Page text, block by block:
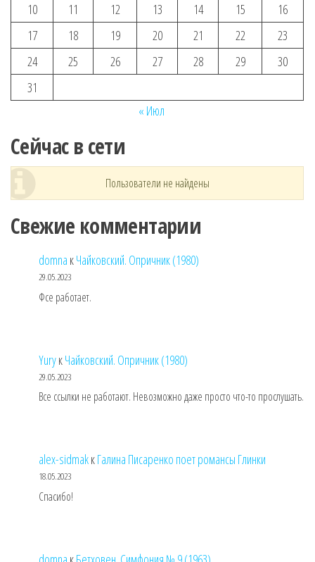
10
11 12 13 14 15
16
17
18 19 20 21 22
23
24
25 26 27 28 29
30
31
« Июл
Сейчас в сети
Пользователи не найдены
Свежие комментарии
domna кЧайковский. Опричник (1980)
29.05.2023
Фсе работает.
YuryкЧайковский. Опричник (1980)
29.05.2023
Все ссылки не работают. Невозможно даже просто что-то прослушать.
alex-sidmakкГалина Писаренко поет романсы Глинки
18.05.2023
Спасибо!